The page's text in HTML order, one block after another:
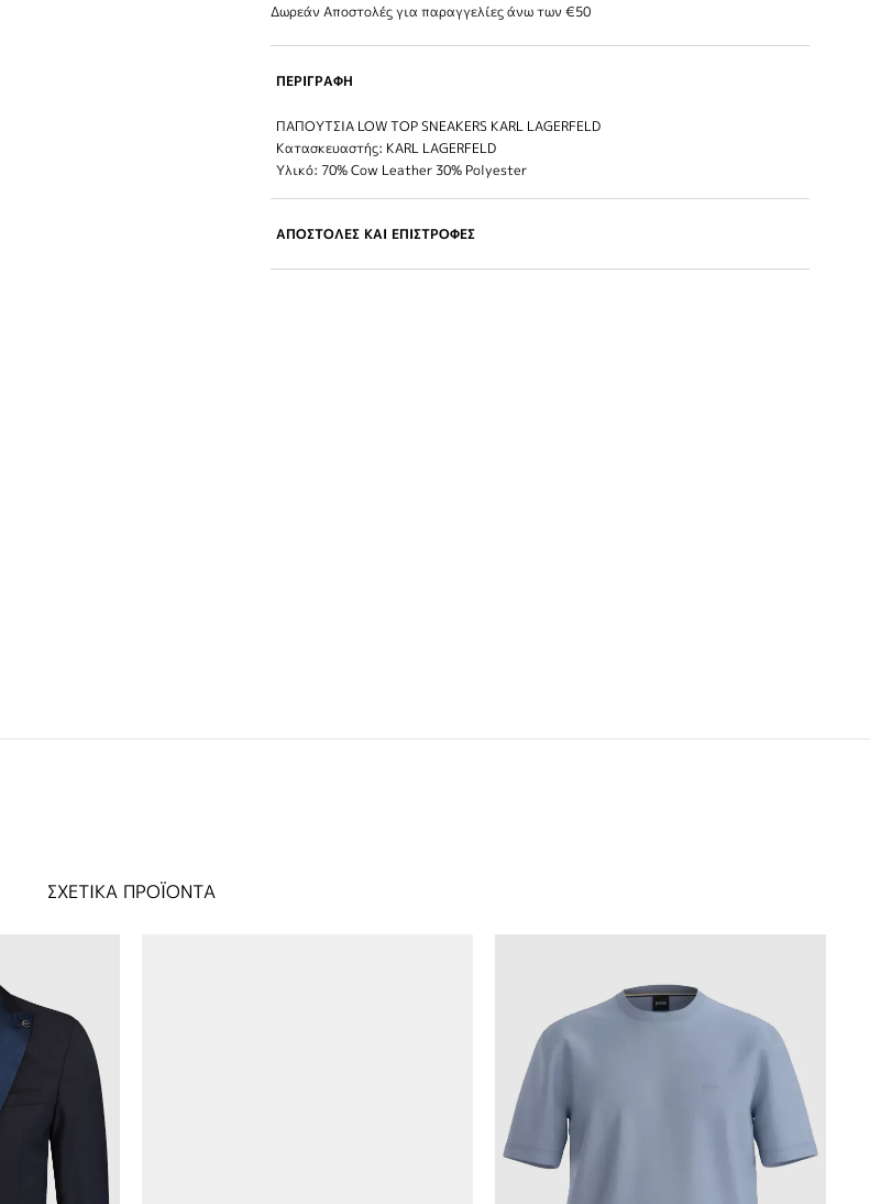
Δωρεάν Αποστολές για παραγγελίες άνω των €50
ΠΕΡΙΓΡΑΦΗ
ΠΑΠΟΥΤΣΙΑ LOW TOP SNEAKERS KARL LAGERFELD
Κατασκευαστής: KARL LAGERFELD
Υλικό: 70% Cow Leather 30% Polyester
ΑΠΟΣΤΟΛΕΣ ΚΑΙ ΕΠΙΣΤΡΟΦΕΣ
ΣΧΕΤΙΚΑ ΠΡΟΪΟΝΤΑ